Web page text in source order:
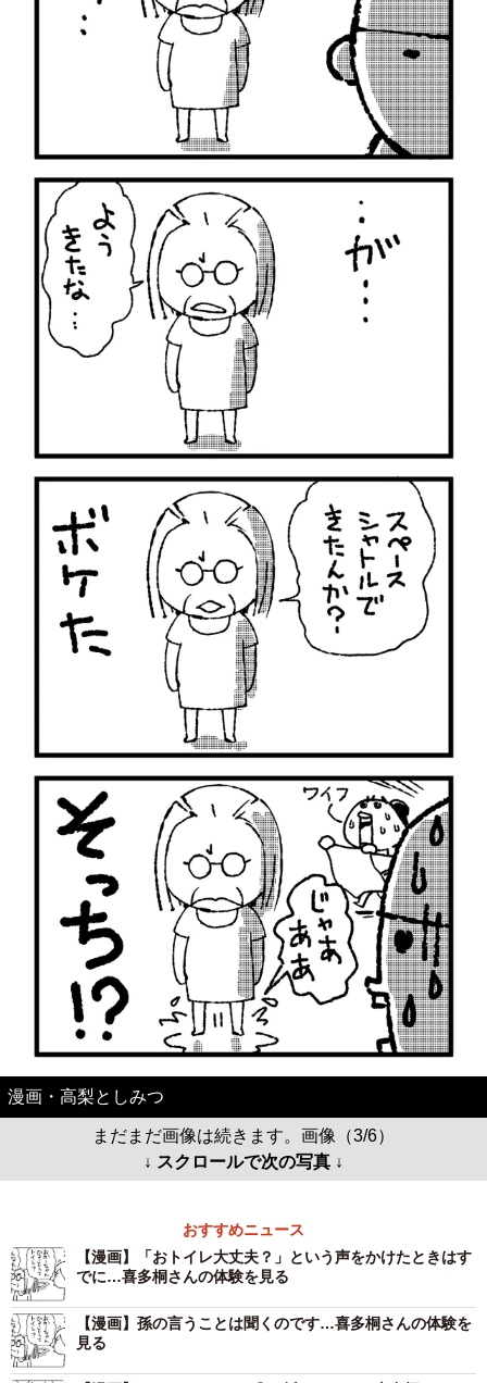
漫画・高梨としみつ
まだまだ画像は続きます。画像（3/6）
↓ スクロールで次の写真 ↓
おすすめニュース
【漫画】「おトイレ大丈夫？」という声をかけたときはす
でに…喜多桐さんの体験を見る
【漫画】孫の言うことは聞くのです…喜多桐さんの体験を
見る